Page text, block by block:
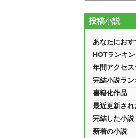
投稿小説
あなたにお
HOTランキ
年間アクセス
完結小説ラン
書籍化作品
最近更新され
完結した小説
新着の小説